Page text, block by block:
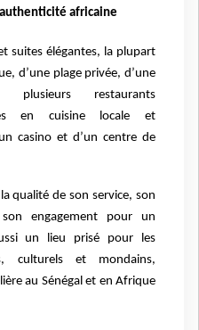
africaine
suites élégantes, la plupart
d’une plage privée, d’une
restaurants
en cuisine locale et
casino et d’un centre de
qualité de son service, son
engagement pour un
un lieu prisé pour les
culturels et mondains,
au Sénégal et en Afrique